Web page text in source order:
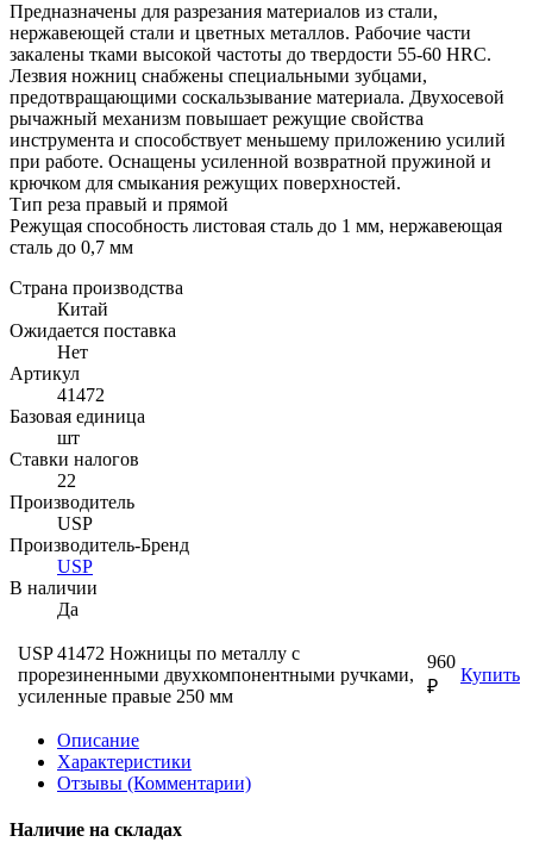
Предназначены для разрезания материалов из стали,
нержавеющей стали и цветных металлов. Рабочие части
закалены тками высокой частоты до твердости 55-60 HRC.
Лезвия ножниц снабжены специальными зубцами,
предотвращающими соскальзывание материала. Двухосевой
рычажный механизм повышает режущие свойства
инструмента и способствует меньшему приложению усилий
при работе. Оснащены усиленной возвратной пружиной и
крючком для смыкания режущих поверхностей.
Тип реза правый и прямой
Режущая способность листовая сталь до 1 мм, нержавеющая
сталь до 0,7 мм
Страна производства
Китай
Ожидается поставка
Нет
Артикул
41472
Базовая единица
шт
Ставки налогов
22
Производитель
USP
Производитель-Бренд
USP
В наличии
Да
USP 41472 Ножницы по металлу с
прорезиненными двухкомпонентными ручками,
усиленные правые 250 мм
960
₽
Купить
Описание
Характеристики
Отзывы (Комментарии)
Наличие на складах